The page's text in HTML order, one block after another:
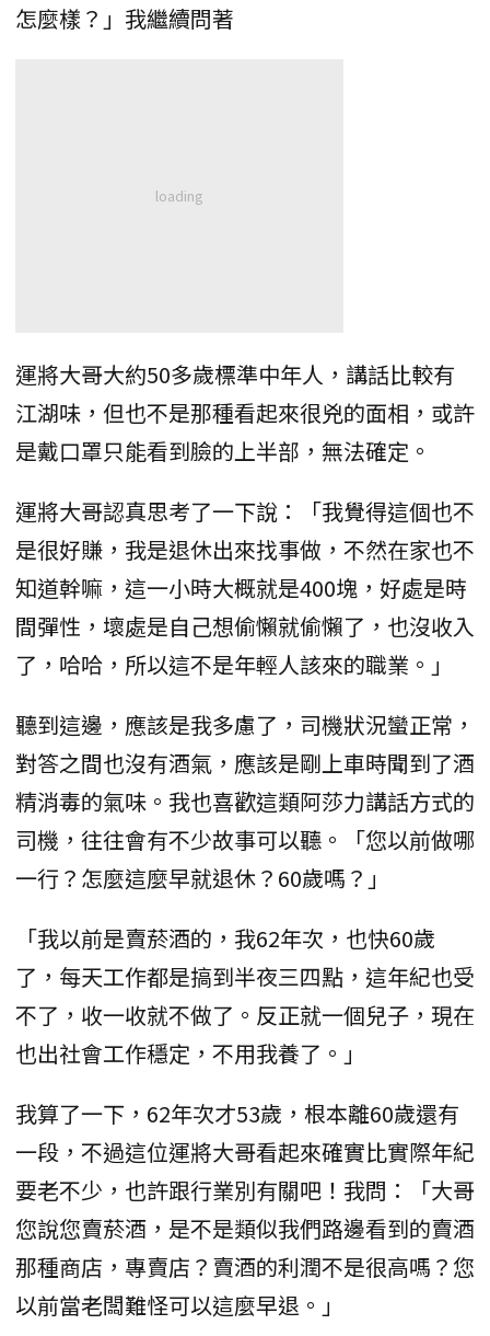
怎麼樣？」我繼續問著
運將大哥大約50多歲標準中年人，講話比較有
江湖味，但也不是那種看起來很兇的面相，或許
是戴口罩只能看到臉的上半部，無法確定。
運將大哥認真思考了一下說：「我覺得這個也不
是很好賺，我是退休出來找事做，不然在家也不
知道幹嘛，這一小時大概就是400塊，好處是時
間彈性，壞處是自己想偷懶就偷懶了，也沒收入
了，哈哈，所以這不是年輕人該來的職業。」
聽到這邊，應該是我多慮了，司機狀況蠻正常，
對答之間也沒有酒氣，應該是剛上車時聞到了酒
精消毒的氣味。我也喜歡這類阿莎力講話方式的
司機，往往會有不少故事可以聽。「您以前做哪
一行？怎麼這麼早就退休？60歲嗎？」
「我以前是賣菸酒的，我62年次，也快60歲
了，每天工作都是搞到半夜三四點，這年紀也受
不了，收一收就不做了。反正就一個兒子，現在
也出社會工作穩定，不用我養了。」
我算了一下，62年次才53歲，根本離60歲還有
一段，不過這位運將大哥看起來確實比實際年紀
要老不少，也許跟行業別有關吧！我問：「大哥
您說您賣菸酒，是不是類似我們路邊看到的賣酒
那種商店，專賣店？賣酒的利潤不是很高嗎？您
以前當老闆難怪可以這麼早退。」